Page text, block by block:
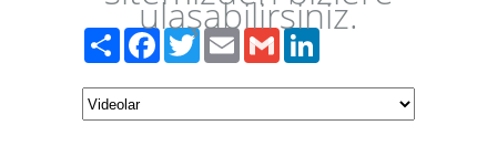
ulaşabilirsiniz.
PaylaşFacebook
TwitterEmailGmailLinkedIn